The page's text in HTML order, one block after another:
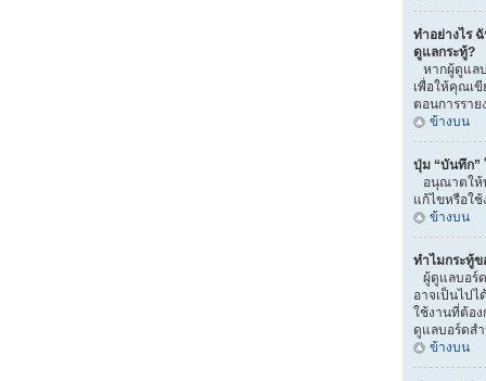
ทำอย่างไร
ดูแลกระทู้?
หากผู้ดูแล
เพื่อให้คุณเ
ตอนการรา
ข้างบน
ปุ่ม “บันทึก”
อนุณาตให้
แก้ไขหรือใ
ข้างบน
ทำไมกระทู้
ผู้ดูแลบอร์
อาจเป็นไป
ใช้งานที่ต้อ
ดูแลบอร์ดสำ
ข้างบน